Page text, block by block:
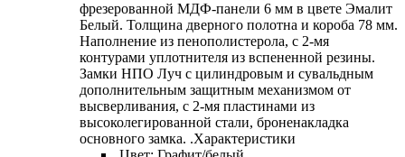
фрезерованной МДФ-панели 6 мм в цвете Эмалит
Белый. Толщина дверного полотна и короба 78 мм.
Наполнение из пенополистерола, с 2-мя
контурами уплотнителя из вспененной резины.
Замки НПО Луч с цилиндровым и сувальдным
дополнительным защитным механизмом от
высверливания, с 2-мя пластинами из
высоколегированной стали, броненакладка
основного замка. .Характеристики